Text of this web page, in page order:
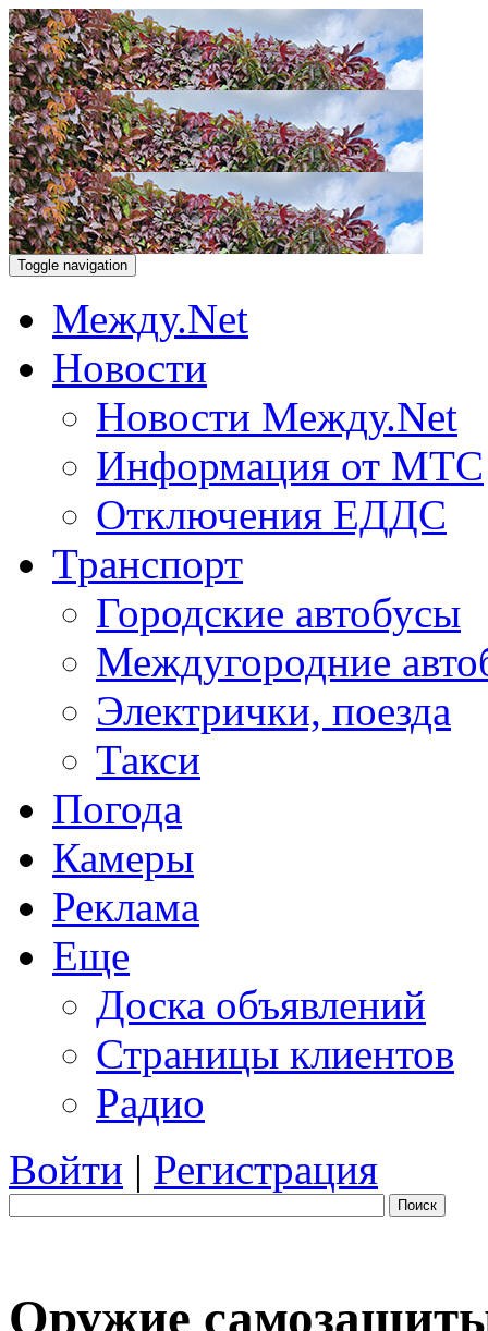
Toggle navigation
Между.Net
Новости
Новости Между.Net
Информация от МТС
Отключения ЕДДС
Транспорт
Городские автобусы
Междугородние
Электрички, поезда
Такси
Погода
Камеры
Реклама
Еще
Доска объявлений
Страницы клиентов
Радио
Войти | Регистрация
Поиск
Оружие